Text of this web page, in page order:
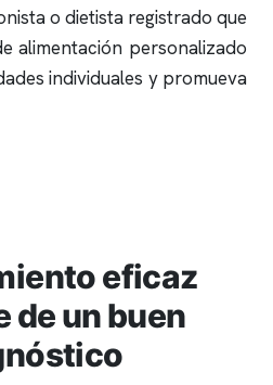
o dietista registrado que
alimentación personalizado
individuales y promueva
eficaz
de un buen